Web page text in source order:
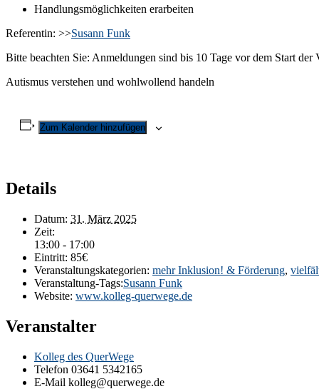
Handlungsmöglichkeiten erarbeiten
Referentin: >>Susann Funk
Bitte beachten Sie: Anmeldungen sind bis 10 Tage vor dem Start der
Autismus verstehen und wohlwollend handeln
Zum Kalender hinzufügen
Details
Datum: 31. März 2025
Zeit:
13:00 - 17:00
Eintritt: 85€
Veranstaltungskategorien: mehr Inklusion! & Förderung,
Veranstaltung-Tags:Susann Funk
Website: www.kolleg-querwege.de
Veranstalter
Kolleg des QuerWege
Telefon 03641 5342165
E-Mail kolleg@querwege.de